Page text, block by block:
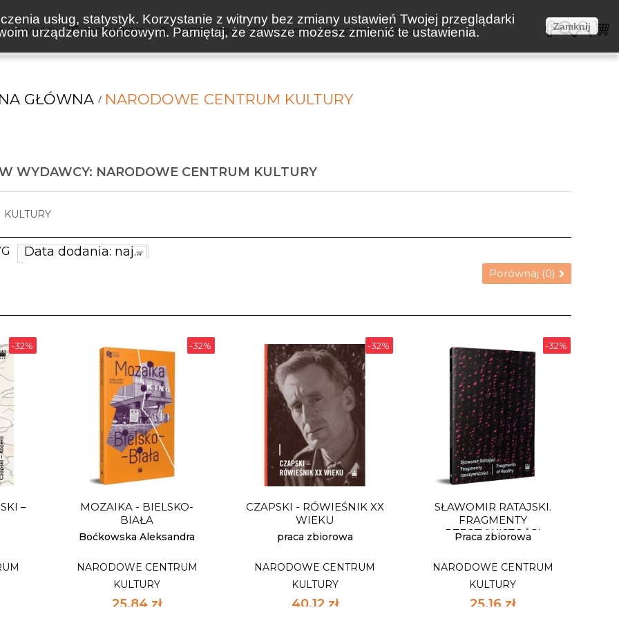
usług, statystyk. Korzystanie z witryny bez zmiany ustawień Twojej przeglądarki
urządzeniu końcowym. Pamiętaj, że zawsze możesz zmienić te ustawienia.
Zamknij
NOWOŚCI ZAPOWIEDZI BESTSELLERY WAKACJE KOSZTY WYSYŁKI
GŁÓWNA NARODOWE CENTRUM KULTURY
WYDAWCY: NARODOWE CENTRUM KULTURY
Data dodania: najnowsze
Porównaj (0)
-32%
–
-32%
MOZAIKA - BIELSKO-
BIAŁA
Boćkowska Aleksandra
NARODOWE CENTRUM
KULTURY
25,84 zł
-32%
CZAPSKI - RÓWIEŚNIK XX
WIEKU
praca zbiorowa
NARODOWE CENTRUM
KULTURY
40,12 zł
-32%
SŁAWOMIR RATAJSKI.
FRAGMENTY
RZECZYWISTOŚCI
Praca zbiorowa
NARODOWE CENTRUM
KULTURY
25,16 zł